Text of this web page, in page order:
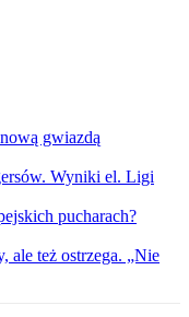
gwiazdą
Wyniki el. Ligi
pucharach?
ale też ostrzega. „Nie